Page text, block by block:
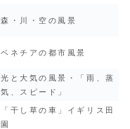
森・川・空の風景
ベネチアの都市風景
光と大気の風景・「雨、蒸
気、スピード」
「干し草の車」イギリス田
園